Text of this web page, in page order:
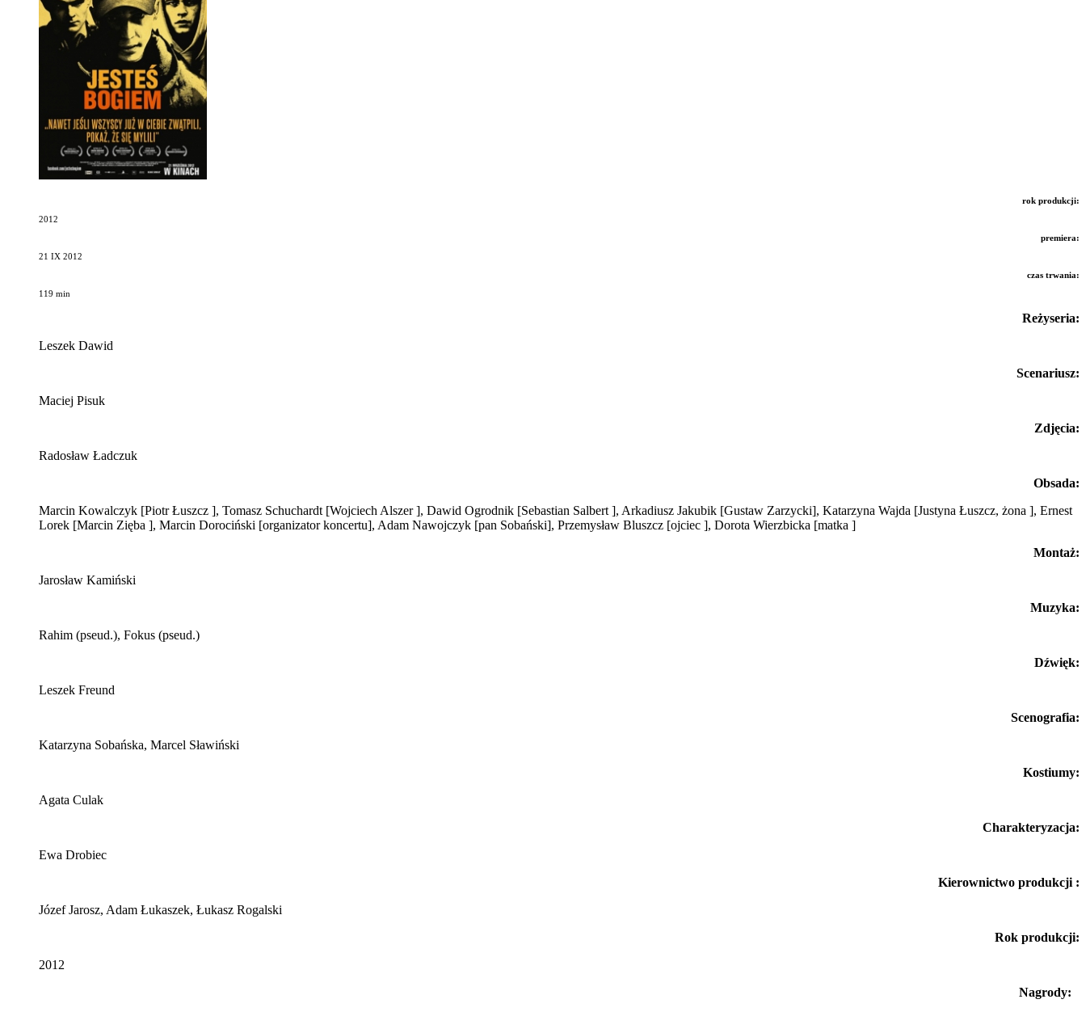
rok produkcji:
2012
premiera:
21 IX 2012
czas trwania:
119 min
Reżyseria:
Leszek Dawid
Scenariusz:
Maciej Pisuk
Zdjęcia:
Radosław Ładczuk
Obsada:
Marcin Kowalczyk [Piotr Łuszcz ], Tomasz Schuchardt [Wojciech Alszer ], Dawid Ogrodnik [Sebastian Salbert ], Arkadiusz Jakubik [Gustaw Zarzycki], Katarzyna Wajda [Justyna Łuszcz, żona ], Ernest
Lorek [Marcin Zięba ], Marcin Dorociński [organizator koncertu], Adam Nawojczyk [pan Sobański], Przemysław Bluszcz [ojciec ], Dorota Wierzbicka [matka ]
Montaż:
Jarosław Kamiński
Muzyka:
Rahim (pseud.), Fokus (pseud.)
Dźwięk:
Leszek Freund
Scenografia:
Katarzyna Sobańska, Marcel Sławiński
Kostiumy:
Agata Culak
Charakteryzacja:
Ewa Drobiec
Kierownictwo produkcji :
Józef Jarosz, Adam Łukaszek, Łukasz Rogalski
Rok produkcji:
2012
Nagrody: